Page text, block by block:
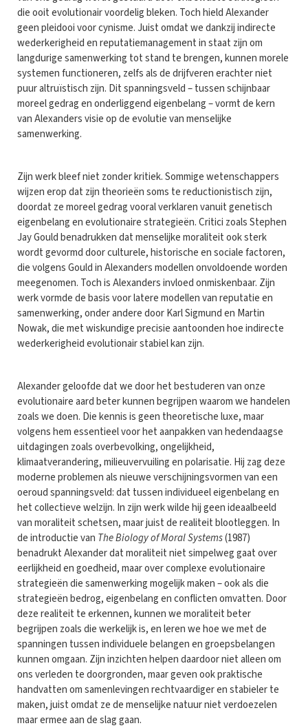
die ooit evolutionair voordelig bleken. Toch hield Alexander
geen pleidooi voor cynisme. Juist omdat we dankzij indirecte
wederkerigheid en reputatiemanagement in staat zijn om
langdurige samenwerking tot stand te brengen, kunnen morele
systemen functioneren, zelfs als de drijfveren erachter niet
puur altruïstisch zijn. Dit spanningsveld – tussen schijnbaar
moreel gedrag en onderliggend eigenbelang – vormt de kern
van Alexanders visie op de evolutie van menselijke
samenwerking.
Zijn werk bleef niet zonder kritiek. Sommige wetenschappers
wijzen erop dat zijn theorieën soms te reductionistisch zijn,
doordat ze moreel gedrag vooral verklaren vanuit genetisch
eigenbelang en evolutionaire strategieën. Critici zoals Stephen
Jay Gould benadrukken dat menselijke moraliteit ook sterk
wordt gevormd door culturele, historische en sociale factoren,
die volgens Gould in Alexanders modellen onvoldoende worden
meegenomen. Toch is Alexanders invloed onmiskenbaar. Zijn
werk vormde de basis voor latere modellen van reputatie en
samenwerking, onder andere door Karl Sigmund en Martin
Nowak, die met wiskundige precisie aantoonden hoe indirecte
wederkerigheid evolutionair stabiel kan zijn.
Alexander geloofde dat we door het bestuderen van onze
evolutionaire aard beter kunnen begrijpen waarom we handelen
zoals we doen. Die kennis is geen theoretische luxe, maar
volgens hem essentieel voor het aanpakken van hedendaagse
uitdagingen zoals overbevolking, ongelijkheid,
klimaatverandering, milieuvervuiling en polarisatie. Hij zag deze
moderne problemen als nieuwe verschijningsvormen van een
oeroud spanningsveld: dat tussen individueel eigenbelang en
het collectieve welzijn. In zijn werk wilde hij geen ideaalbeeld
van moraliteit schetsen, maar juist de realiteit blootleggen. In
de introductie van The Biology of Moral Systems(1987)
benadrukt Alexander dat moraliteit niet simpelweg gaat over
eerlijkheid en goedheid, maar over complexe evolutionaire
strategieën die samenwerking mogelijk maken – ook als die
strategieën bedrog, eigenbelang en conflicten omvatten. Door
deze realiteit te erkennen, kunnen we moraliteit beter
begrijpen zoals die werkelijk is, en leren we hoe we met de
spanningen tussen individuele belangen en groepsbelangen
kunnen omgaan. Zijn inzichten helpen daardoor niet alleen om
ons verleden te doorgronden, maar geven ook praktische
handvatten om samenlevingen rechtvaardiger en stabieler te
maken, juist omdat ze de menselijke natuur niet verdoezelen
maar ermee aan de slag gaan.